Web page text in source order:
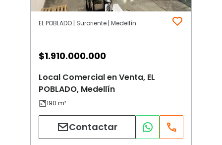
EL POBLADO | Suroriente | Medellín
$1.910.000.000
Local Comercial en Venta, EL
POBLADO, Medellín
Contactar